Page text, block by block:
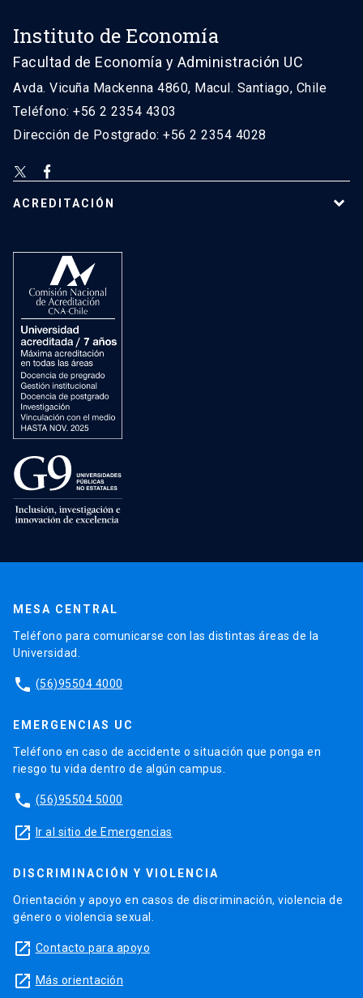
Instituto de Economía
Facultad de Economía y Administración UC
Avda. Vicuña Mackenna 4860, Macul. Santiago, Chile
Teléfono: +56 2 2354 4303
Dirección de Postgrado: +56 2 2354 4028
ACREDITACIÓN
MESA CENTRAL
Teléfono para comunicarse con las distintas áreas de la
Universidad.
phone (56)95504 4000
EMERGENCIAS UC
Teléfono en caso de accidente o situación que ponga en
riesgo tu vida dentro de algún campus.
phone (56)95504 5000
launch Ir al sitio de Emergencias
DISCRIMINACIÓN Y VIOLENCIA
Orientación y apoyo en casos de discriminación, violencia de
género o violencia sexual.
launch Contacto para apoyo
launch Más orientación